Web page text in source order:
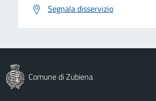
Segnala disservizio
Comune di Zubiena